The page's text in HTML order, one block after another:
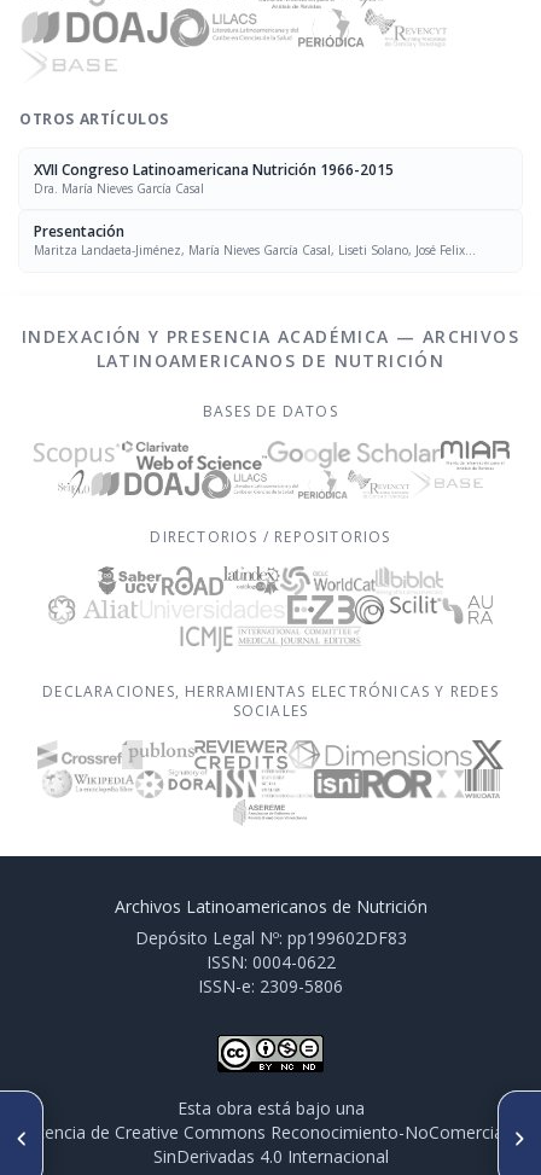
OTROS ARTÍCULOS
XVII Congreso Latinoamericana Nutrición 1966-2015
Dra. María Nieves García Casal
Presentación
Maritza Landaeta-Jiménez, María Nieves García Casal, Liseti Solano, José Felix
ARTÍCULO ANTERIOR
PO081. THE ENERGY BALANCE
FOR KIDS PROGRAM:
SIGUIENTE ARTÍCULO
PO083. EXPERIENCIA
CONSTRUCCIÓN Y ANÁLISIS
INDEXACIÓN Y PRESENCIA ACADÉMICA — ARCHIVOS
LATINOAMERICANOS DE NUTRICIÓN
BASES DE DATOS
DIRECTORIOS / REPOSITORIOS
DECLARACIONES, HERRAMIENTAS ELECTRÓNICAS Y REDES
SOCIALES
Archivos Latinoamericanos de Nutrición
Depósito Legal Nº: pp199602DF83
ISSN: 0004-0622
ISSN-e: 2309-5806
Esta obra está bajo una
licencia de Creative Commons Reconocimiento-NoComercial-
SinDerivadas 4.0 Internacional